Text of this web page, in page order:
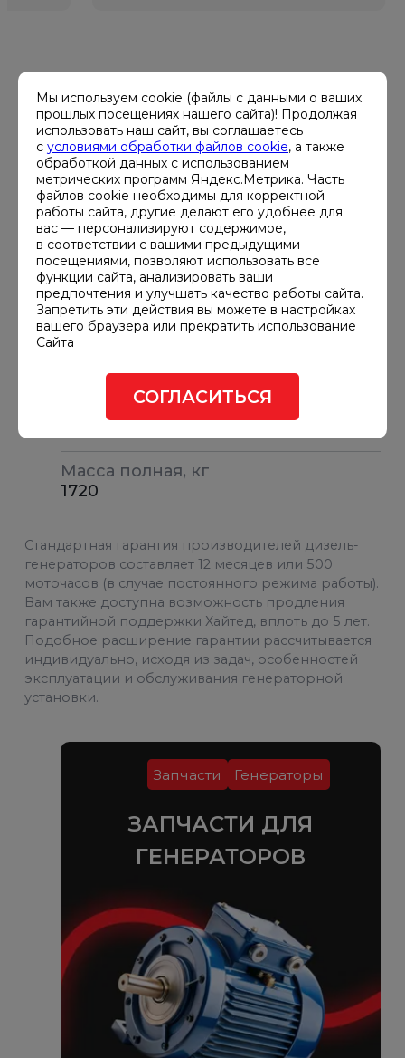
ХАРАКТЕРИСТИКИ
Мощность, кВА
100
Мощность, кВт
80
Расход топлива при 50% нагрузке,
л/ч
12.1
2805x1100x1610
Бак, л
Масса полная, кг
1720
Стандартная гарантия производителей дизель-
генераторов составляет 12 месяцев или 500
моточасов (в случае постоянного режима работы).
Вам также доступна возможность продления
гарантийной поддержки Хайтед, вплоть до 5 лет.
Подобное расширение гарантии рассчитывается
индивидуально, исходя из задач, особенностей
эксплуатации и обслуживания генераторной
установки.
Запчасти Генераторы
ЗАПЧАСТИ ДЛЯ
ГЕНЕРАТОРОВ
Мы используем cookie (файлы с данными о ваших
прошлых посещениях нашего сайта)! Продолжая
использовать наш сайт, вы соглашаетесь
с условиями обработки файлов cookie, а также
обработкой данных с использованием
метрических программ Яндекс.Метрика. Часть
файлов cookie необходимы для корректной
работы сайта, другие делают его удобнее для
вас — персонализируют содержимое,
в соответствии с вашими предыдущими
посещениями, позволяют использовать все
функции сайта, анализировать ваши
предпочтения и улучшать качество работы сайта.
Запретить эти действия вы можете в настройках
вашего браузера или прекратить использование
Сайта
СОГЛАСИТЬСЯ